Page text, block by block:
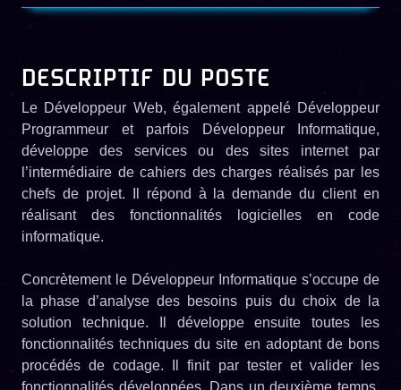
DESCRIPTIF DU POSTE
Le Développeur Web, également appelé Développeur
Programmeur et parfois Développeur Informatique,
développe des services ou des sites internet par
l’intermédiaire de cahiers des charges réalisés par les
chefs de projet. Il répond à la demande du client en
réalisant des fonctionnalités logicielles en code
informatique.
Concrètement le Développeur Informatique s’occupe de
la phase d’analyse des besoins puis du choix de la
solution technique. Il développe ensuite toutes les
fonctionnalités techniques du site en adoptant de bons
procédés de codage. Il finit par tester et valider les
fonctionnalités développées. Dans un deuxième temps,